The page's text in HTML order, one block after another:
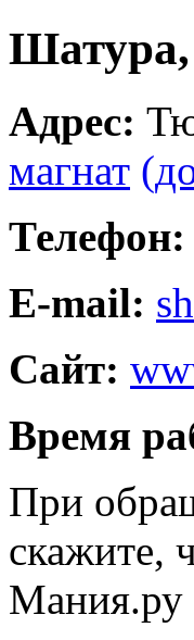
Шатура,
Адрес:
магнат
Телефон:
E-mail:
Сайт:
Время
При
скажите,
Мания.ру